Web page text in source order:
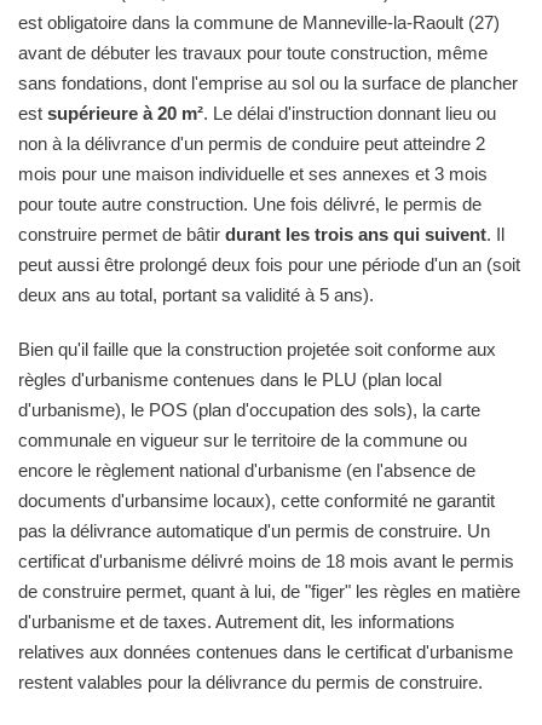
est obligatoire dans la commune de Manneville-la-Raoult (27)
avant de débuter les travaux pour toute construction, même
sans fondations, dont l'emprise au sol ou la surface de plancher
est supérieure à 20 m². Le délai d'instruction donnant lieu ou
non à la délivrance d'un permis de conduire peut atteindre 2
mois pour une maison individuelle et ses annexes et 3 mois
pour toute autre construction. Une fois délivré, le permis de
construire permet de bâtir durant les trois ans qui suivent. Il
peut aussi être prolongé deux fois pour une période d'un an (soit
deux ans au total, portant sa validité à 5 ans).
Bien qu'il faille que la construction projetée soit conforme aux
règles d'urbanisme contenues dans le PLU (plan local
d'urbanisme), le POS (plan d'occupation des sols), la carte
communale en vigueur sur le territoire de la commune ou
encore le règlement national d'urbanisme (en l'absence de
documents d'urbansime locaux), cette conformité ne garantit
pas la délivrance automatique d'un permis de construire. Un
certificat d'urbanisme délivré moins de 18 mois avant le permis
de construire permet, quant à lui, de "figer" les règles en matière
d'urbanisme et de taxes. Autrement dit, les informations
relatives aux données contenues dans le certificat d'urbanisme
restent valables pour la délivrance du permis de construire.